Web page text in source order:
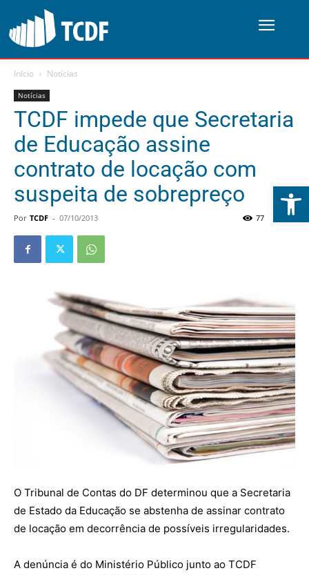
Abrir
Início Notícias
Notícias
TCDF impede que Secretaria
de Educação assine
contrato de locação com
suspeita de sobrepreço
Por TCDF - 07/10/2013 0
77
O Tribunal de Contas do DF determinou que a Secretaria
de Estado da Educação se abstenha de assinar contrato
de locação em decorrência de possíveis irregularidades.
A denúncia é do Ministério Público junto ao TCDF